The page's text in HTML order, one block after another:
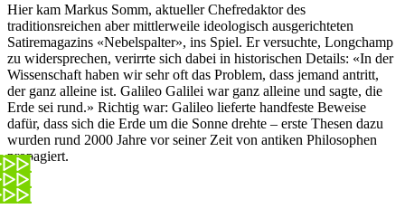
Hier kam Markus Somm, aktueller Chefredaktor des
traditionsreichen aber mittlerweile ideologisch ausgerichteten
Satiremagazins «Nebelspalter», ins Spiel. Er versuchte, Longchamp
zu widersprechen, verirrte sich dabei in historischen Details: «In der
Wissenschaft haben wir sehr oft das Problem, dass jemand antritt,
der ganz alleine ist. Galileo Galilei war ganz alleine und sagte, die
Erde sei rund.» Richtig war: Galileo lieferte handfeste Beweise
dafür, dass sich die Erde um die Sonne drehte – erste Thesen dazu
wurden rund 2000 Jahre vor seiner Zeit von antiken Philosophen
propagiert.